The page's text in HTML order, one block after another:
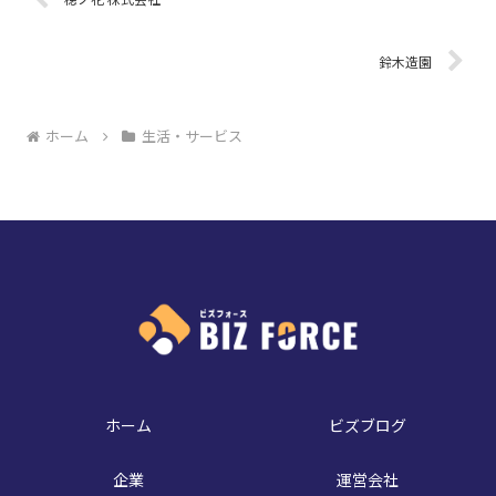
鈴木造園
ホーム 生活・サービス
ホーム ビズブログ
企業 運営会社